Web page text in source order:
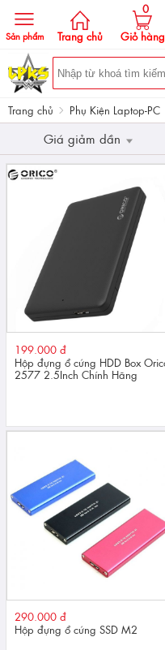
Sản phẩm Trang chủ Giỏ hàng
0
Trang chủ Phụ Kiện Laptop-PC
Giá giảm dần
199.000 đ
Hộp đựng ổ cứng HDD Box Orico
2577 2.5Inch Chính Hãng
290.000 đ
Hộp đựng ổ cứng SSD M2